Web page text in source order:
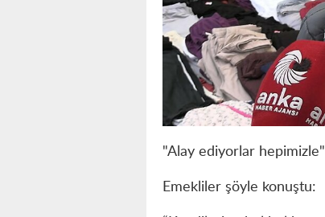
"Alay ediyorlar hepimizle"
Emekliler şöyle konuştu: